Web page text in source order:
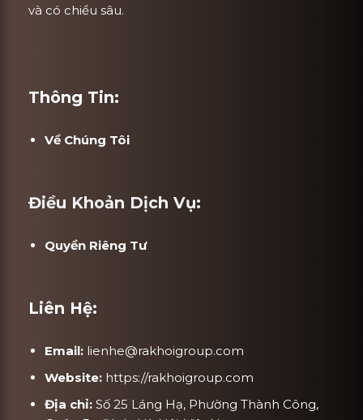
và có chiều sâu.
Thông Tin:
Về Chúng Tôi
Điều Khoản Dịch Vụ:
Quyền Riêng Tư
Liên Hệ:
Email: lienhe@rakhoigroup.com
Website: https://rakhoigroup.com
Địa chỉ: Số 25 Láng Hạ, Phường Thành Công,